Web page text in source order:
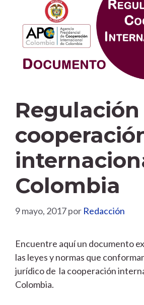
Colombia
9 mayo, 2017por Redacción
Encuentre aquí un documento
las leyes y normas que
jurídico de la cooperación
Colombia.